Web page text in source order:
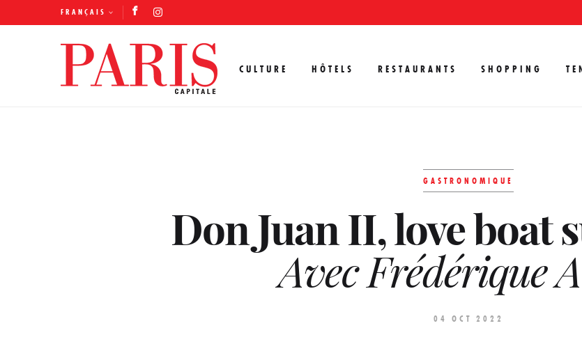
FRANÇAIS
CULTURE HÔTELS RESTAURANTS SHOPPING
GASTRONOMIQUE
Don Juan II, love boat
Avec Frédérique
04 OCT 2022